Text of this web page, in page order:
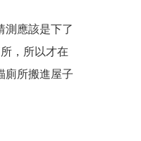
測應該是下了
，所以才在
廁所搬進屋子